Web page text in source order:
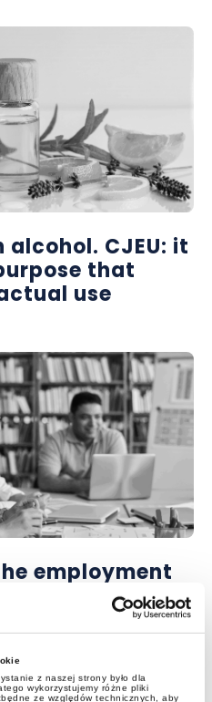
z naszej strony było dla
wykorzystujemy różne pliki
ze względów technicznych, aby
CJEU: it
that
use
employment
– students